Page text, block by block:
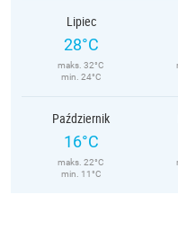
Lipiec
28°C
maks. 32°C
min. 24°C
Październik
16°C
maks. 22°C
min. 11°C